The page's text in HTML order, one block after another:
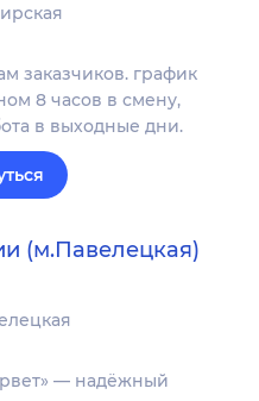
заказчиков. график
8 часов в смену,
в выходные дни.
(м.Павелецкая)
— надёжный